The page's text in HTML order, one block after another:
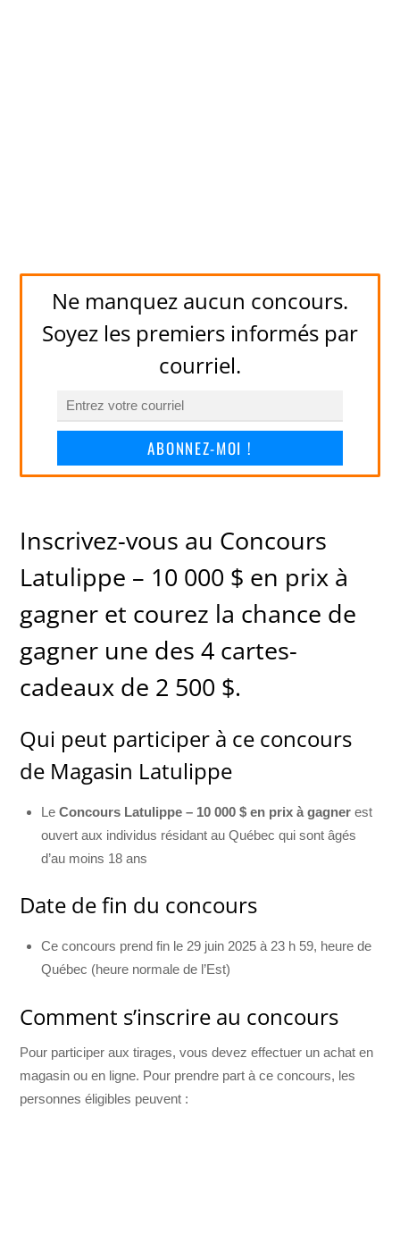
Ne manquez aucun concours.
Soyez les premiers informés par
courriel.
ABONNEZ-MOI !
Inscrivez-vous au Concours
Latulippe – 10 000 $ en prix à
gagner et courez la chance de
gagner une des 4 cartes-
cadeaux de 2 500 $.
Qui peut participer à ce concours
de Magasin Latulippe
LeConcours Latulippe – 10 000 $ en prix à gagner est
ouvert aux individus résidant au Québec qui sont âgés
d’au moins 18 ans
Date de fin du concours
Ce concours prend fin le 29 juin 2025 à 23 h 59, heure de
Québec (heure normale de l’Est)
Comment s’inscrire au concours
Pour participer aux tirages, vous devez effectuer un achat en
magasin ou en ligne. Pour prendre part à ce concours, les
personnes éligibles peuvent :